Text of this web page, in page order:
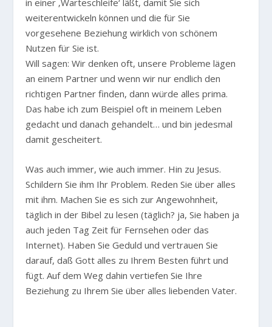
weiterentwickeln können und die für Sie
vorgesehene Beziehung wirklich von schönem
Nutzen für Sie ist.
Will sagen: Wir denken oft, unsere Probleme lägen
an einem Partner und wenn wir nur endlich den
richtigen Partner finden, dann würde alles prima.
Das habe ich zum Beispiel oft in meinem Leben
gedacht und danach gehandelt… und bin jedesmal
damit gescheitert.
Was auch immer, wie auch immer. Hin zu Jesus.
Schildern Sie ihm Ihr Problem. Reden Sie über alles
mit ihm. Machen Sie es sich zur Angewohnheit,
täglich in der Bibel zu lesen (täglich? ja, Sie haben ja
auch jeden Tag Zeit für Fernsehen oder das
Internet). Haben Sie Geduld und vertrauen Sie
darauf, daß Gott alles zu Ihrem Besten führt und
fügt. Auf dem Weg dahin vertiefen Sie Ihre
Beziehung zu Ihrem Sie über alles liebenden Vater.